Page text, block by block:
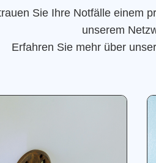
Sie Ihre Notfälle einem
unserem
Erfahren Sie mehr über